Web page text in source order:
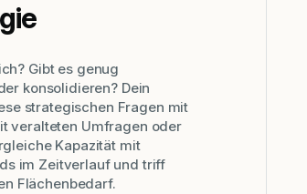
Gibt es genug
konsolidieren? Dein
strategischen Fragen mit
veralteten Umfragen oder
Kapazität mit
im Zeitverlauf und triff
Flächenbedarf.